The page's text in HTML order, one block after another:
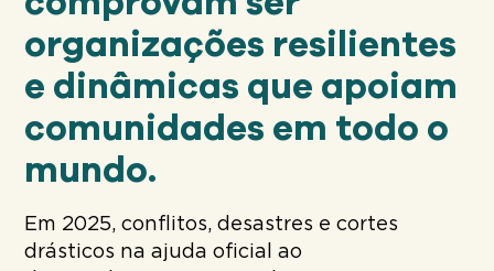
organizações resilientes
e dinâmicas que apoiam
comunidades em todo o
mundo.
Em 2025, conflitos, desastres e cortes
drásticos na ajuda oficial ao